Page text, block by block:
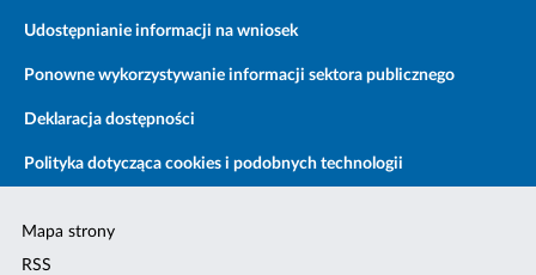
Udostępnianie informacji na wniosek
Ponowne wykorzystywanie informacji sektora publicznego
Deklaracja dostępności
Polityka dotycząca cookies i podobnych technologii
Mapa strony
RSS